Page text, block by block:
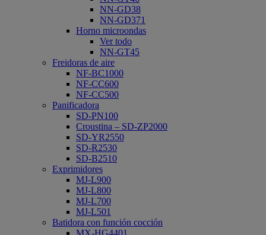
NN-GD38
NN-GD371
Horno microondas
Ver todo
NN-GT45
Freidoras de aire
NF-BC1000
NF-CC600
NF-CC500
Panificadora
SD-PN100
Croustina – SD-ZP2000
SD-YR2550
SD-R2530
SD-B2510
Exprimidores
MJ-L900
MJ-L800
MJ-L700
MJ-L501
Batidora con función cocción
MX-HG4401